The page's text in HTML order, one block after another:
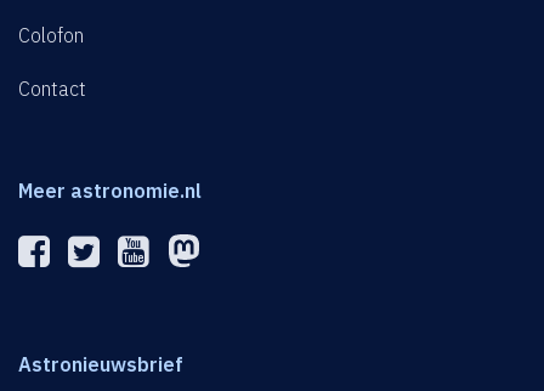
Colofon
Contact
Meer astronomie.nl
Astronieuwsbrief